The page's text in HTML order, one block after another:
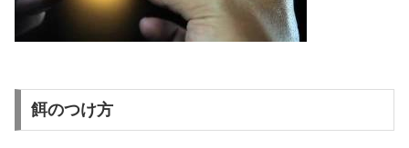
餌のつけ方